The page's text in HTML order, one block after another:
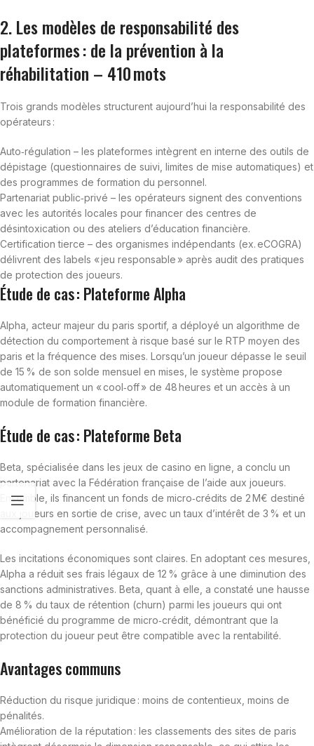
2. Les modèles de responsabilité des
plateformes : de la prévention à la
réhabilitation – 410 mots
Trois grands modèles structurent aujourd’hui la responsabilité des
opérateurs :
Auto‑régulation – les plateformes intègrent en interne des outils de
dépistage (questionnaires de suivi, limites de mise automatiques) et
des programmes de formation du personnel.
Partenariat public‑privé – les opérateurs signent des conventions
avec les autorités locales pour financer des centres de
désintoxication ou des ateliers d’éducation financière.
Certification tierce – des organismes indépendants (ex. eCOGRA)
délivrent des labels « jeu responsable » après audit des pratiques
de protection des joueurs.
Étude de cas : Plateforme Alpha
Alpha, acteur majeur du paris sportif, a déployé un algorithme de
détection du comportement à risque basé sur le RTP moyen des
paris et la fréquence des mises. Lorsqu’un joueur dépasse le seuil
de 15 % de son solde mensuel en mises, le système propose
automatiquement un « cool‑off » de 48 heures et un accès à un
module de formation financière.
Étude de cas : Plateforme Beta
Beta, spécialisée dans les jeux de casino en ligne, a conclu un
partenariat avec la Fédération française de l’aide aux joueurs.
Ensemble, ils financent un fonds de micro‑crédits de 2 M€ destiné
aux joueurs en sortie de crise, avec un taux d’intérêt de 3 % et un
accompagnement personnalisé.
Les incitations économiques sont claires. En adoptant ces mesures,
Alpha a réduit ses frais légaux de 12 % grâce à une diminution des
sanctions administratives. Beta, quant à elle, a constaté une hausse
de 8 % du taux de rétention (churn) parmi les joueurs qui ont
bénéficié du programme de micro‑crédit, démontrant que la
protection du joueur peut être compatible avec la rentabilité.
Avantages communs
Réduction du risque juridique : moins de contentieux, moins de
pénalités.
Amélioration de la réputation : les classements des sites de paris